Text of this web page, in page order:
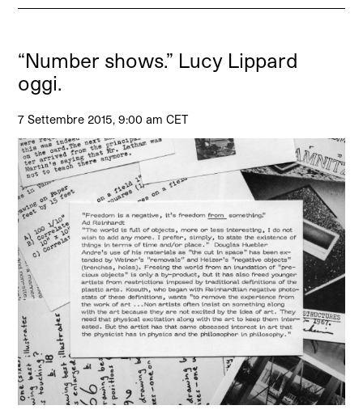
“Number shows.” Lucy Lippard
oggi.
7 Settembre 2015, 9:00 am CET